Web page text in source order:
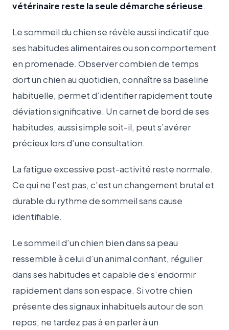
vétérinaire reste la seule démarche sérieuse.
Le sommeil du chien se révèle aussi indicatif que
ses habitudes alimentaires ou son comportement
en promenade. Observer combien de temps
dort un chien au quotidien, connaître sa baseline
habituelle, permet d’identifier rapidement toute
déviation significative. Un carnet de bord de ses
habitudes, aussi simple soit-il, peut s’avérer
précieux lors d’une consultation.
La fatigue excessive post-activité reste normale.
Ce qui ne l’est pas, c’est un changement brutal et
durable du rythme de sommeil sans cause
identifiable.
Le sommeil d’un chien bien dans sa peau
ressemble à celui d’un animal confiant, régulier
dans ses habitudes et capable de s’endormir
rapidement dans son espace. Si votre chien
présente des signaux inhabituels autour de son
repos, ne tardez pas à en parler à un